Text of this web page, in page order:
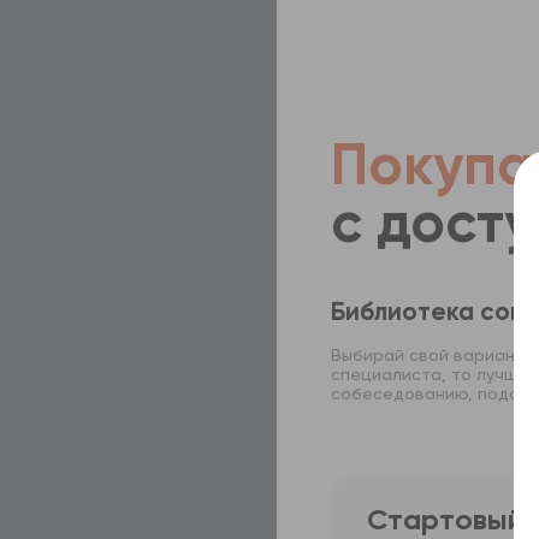
с
Библиотека
Выбирай свой вариант
специалиста, то лучше
собеседованию,
Стартовый